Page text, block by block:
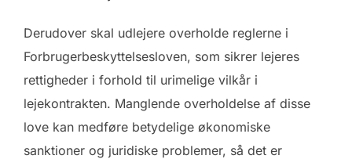
Derudover skal udlejere overholde reglerne i
Forbrugerbeskyttelsesloven, som sikrer lejeres
rettigheder i forhold til urimelige vilkår i
lejekontrakten. Manglende overholdelse af disse
love kan medføre betydelige økonomiske
sanktioner og juridiske problemer, så det er